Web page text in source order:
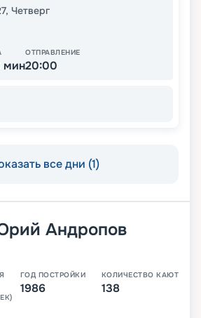
, Четверг
мин
ОТПРАВЛЕНИЕ
20:00
все дни (1)
Андропов
ГОД ПОСТРОЙКИ
1986
КОЛИЧЕСТВО КАЮТ
138